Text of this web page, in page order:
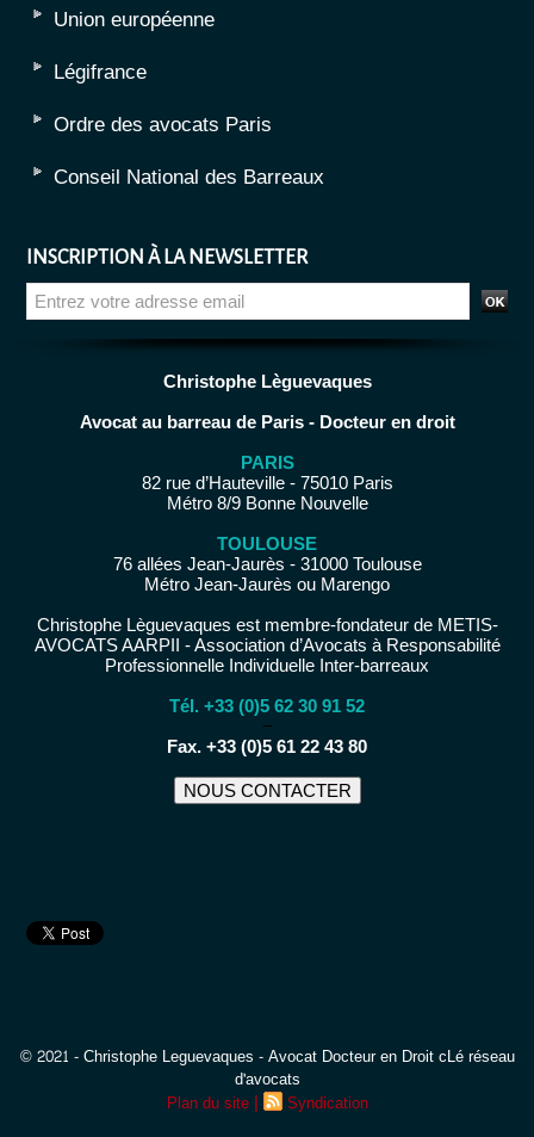
Union européenne
Légifrance
Ordre des avocats Paris
Conseil National des Barreaux
INSCRIPTION À LA NEWSLETTER
Christophe Lèguevaques
Avocat au barreau de Paris - Docteur en droit
PARIS
82 rue d’Hauteville - 75010 Paris
Métro 8/9 Bonne Nouvelle
TOULOUSE
76 allées Jean-Jaurès - 31000 Toulouse
Métro Jean-Jaurès ou Marengo
Christophe Lèguevaques est membre-fondateur de METIS-
AVOCATS AARPII - Association d’Avocats à Responsabilité
Professionnelle Individuelle Inter-barreaux
Tél. +33 (0)5 62 30 91 52
−
Fax. +33 (0)5 61 22 43 80
NOUS CONTACTER
© 2021 - Christophe Leguevaques - Avocat Docteur en Droit cLé réseau
d'avocats
Plan du site | Syndication